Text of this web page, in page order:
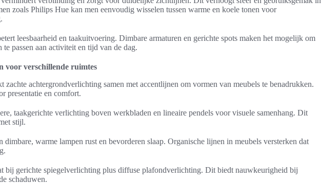
zoals Philips Hue kan men eenvoudig wisselen tussen warme en koele tonen voor
leesbaarheid en taakuitvoering. Dimbare armaturen en gerichte spots maken het mogelijk om
te passen aan activiteit en tijd van de dag.
voor verschillende ruimtes
zachte achtergrondverlichting samen met accentlijnen om vormen van meubels te benadrukken.
presentatie en comfort.
taakgerichte verlichting boven werkbladen en lineaire pendels voor visuele samenhang. Dit
stijl.
dimbare, warme lampen rust en bevorderen slaap. Organische lijnen in meubels versterken dat
bij gerichte spiegelverlichting plus diffuse plafondverlichting. Dit biedt nauwkeurigheid bij
schaduwen.